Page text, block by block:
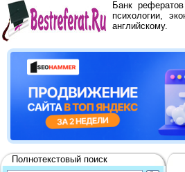
Банк
психологии,
английскому.
Полнотекстовый поиск